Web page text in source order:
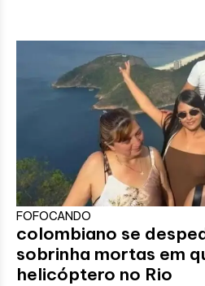
FOFOCANDO
colombiano se
sobrinha mortas em
helicóptero no Rio